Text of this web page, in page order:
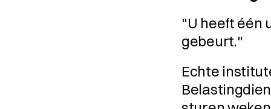
"U heeft één
gebeurt."
Echte